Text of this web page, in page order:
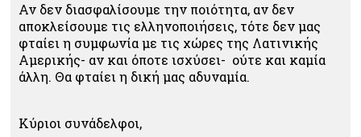
Αν δεν διασφαλίσουμε την ποιότητα, αν δεν
αποκλείσουμε τις ελληνοποιήσεις, τότε δεν μας
φταίει η συμφωνία με τις χώρες της Λατινικής
Αμερικής- αν και όποτε ισχύσει- ούτε και καμία
άλλη. Θα φταίει η δική μας αδυναμία.
Κύριοι συνάδελφοι,